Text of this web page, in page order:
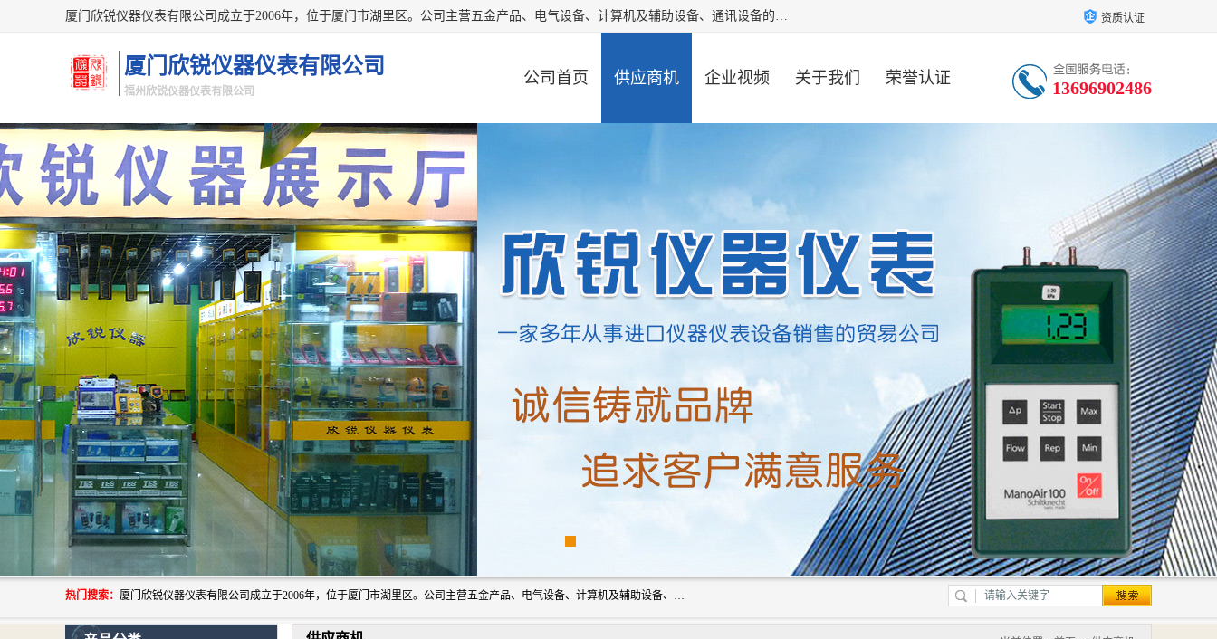
厦门欣锐仪器仪表有限公司成立于2006年，位于厦门市湖里区。公司主营五金产品、电气设备、计算机及辅助设备、通讯设备的批发与零售，同时涉及乐器、照相器材等文化用品的销售。此外，公司还提供通用设备、电气设备、仪器仪表的修理服务，以及信息系统集成、信息技术咨询、数据处理和存储等技术支持。公司致力于为客户提供全面的产品和服务，满足多样化的市场需求。 资质认证
厦门欣锐仪器仪表有限公司
福州欣锐仪器仪表有限公司
公司首页 供应商机 企业视频 关于我们 荣誉认证 13696902486
热门搜索： 厦门欣锐仪器仪表有限公司成立于2006年，位于厦门市湖里区。公司主营五金产品、电气设备、计算机及辅助设备、通讯设备的批发与零售，同时涉及乐器、照相器材等文化用品的销售。此外，公司还提供通用设备、电气设备、仪器仪表的修理服务，以及信息系统集成、信息技术咨询、数据处理和存储等技术支持。公司致力于为客户提供全面的产品和服务，满足多样化的市场需求。